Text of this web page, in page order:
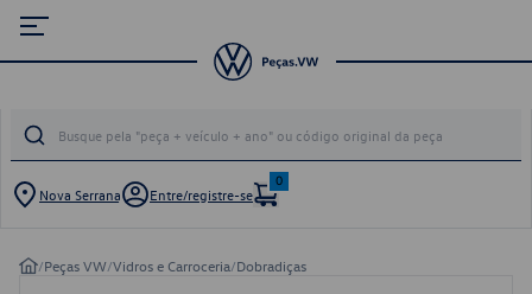
Nova Serrana Entre/registre-se
0
/Peças VW/Vidros e Carroceria/Dobradiças